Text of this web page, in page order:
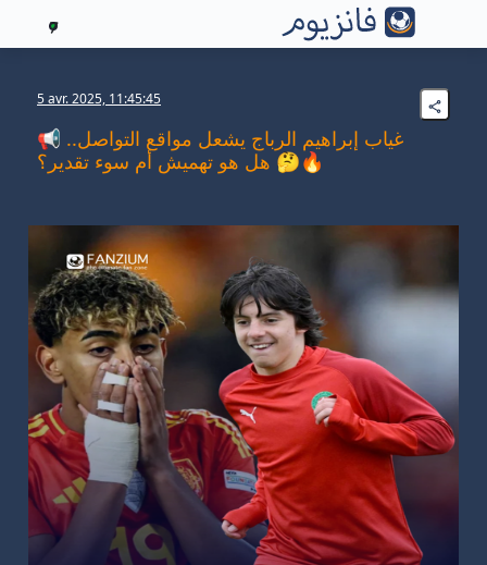
7
5 avr. 2025, 11:45:45
📢 غياب إبراهيم الرباج يشعل مواقع التواصل..
هل هو تهميش أم سوء تقدير؟ 🤔🔥